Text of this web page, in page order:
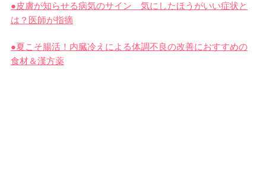
●皮膚が知らせる病気のサイン 気にしたほうがいい症状と
は？医師が指摘
●夏こそ腸活！内臓冷えによる体調不良の改善におすすめの
食材＆漢方薬